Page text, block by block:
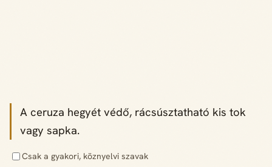
A ceruza hegyét védő, rácsúsztatható kis tok
vagy sapka.
Csak a gyakori, köznyelvi szavak